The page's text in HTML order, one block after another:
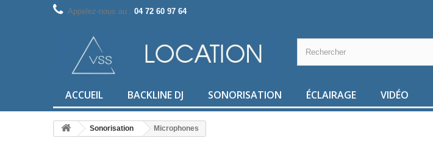
Appelez-nous au : 04 72 60 97 64
ACCUEIL BACKLINE DJ SONORISATION ÉCLAIRAGE VIDÉO
Sonorisation Microphones